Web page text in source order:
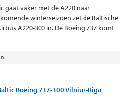
gaat vaker met de A220 naar
winterseizoen zet de Baltische
A220-300 in. De Boeing 737 komt